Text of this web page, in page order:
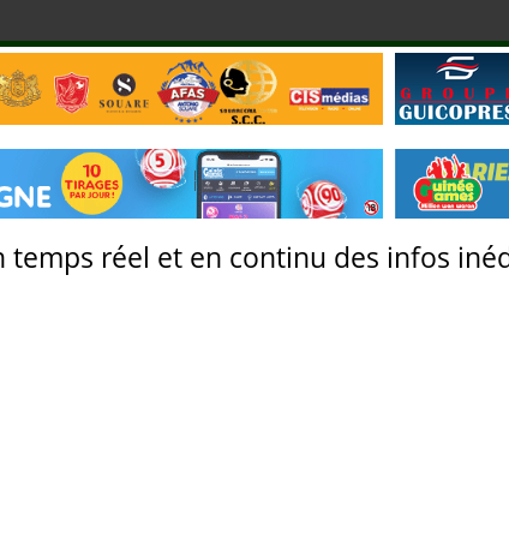
temps réel et en continu des infos